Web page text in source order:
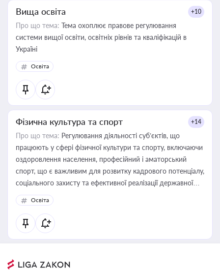
Вища освіта +10
Про що тема: Тема охоплює правове регулювання
системи вищої освіти, освітніх рівнів та кваліфікацій в
Україні
Освіта
Фізична культура та спорт +14
Про що тема: Регулювання діяльності суб’єктів, що
працюють у сфері фізичної культури та спорту, включаючи
оздоровлення населення, професійний і аматорський
спорт, що є важливим для розвитку кадрового потенціалу,
соціального захисту та ефективної реалізації державної
політики у цій галузі
Освіта